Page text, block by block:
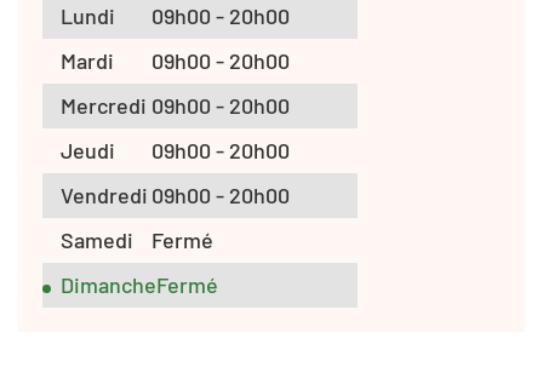
Lundi
09h00 - 20h00
Mardi
09h00 - 20h00
Mercredi 09h00 - 20h00
Jeudi
09h00 - 20h00
Vendredi 09h00 - 20h00
Samedi
Fermé
DimancheFermé